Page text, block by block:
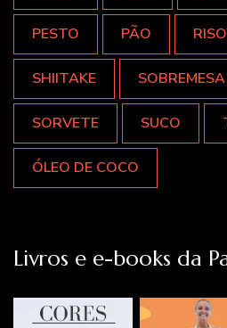
PESTO PÃO
SHIITAKE SOBREMESA
SORVETE SUCO
ÓLEO DE COCO
Livros e e-books da